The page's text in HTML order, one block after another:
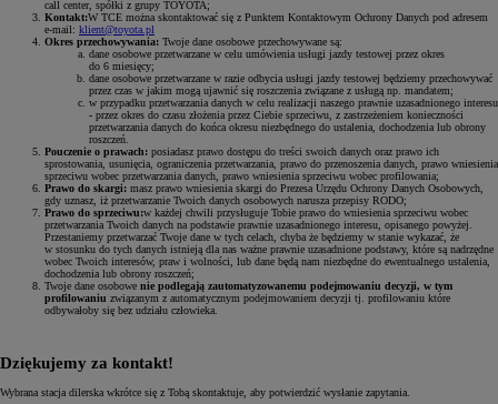
call center, spółki z grupy TOYOTA;
Kontakt:W TCE można skontaktować się z Punktem Kontaktowym Ochrony Danych pod adresem
e-mail: klient@toyota.pl
Okres przechowywania: Twoje dane osobowe przechowywane są:
dane osobowe przetwarzane w celu umówienia usługi jazdy testowej przez okres
do 6 miesięcy;
dane osobowe przetwarzane w razie odbycia usługi jazdy testowej będziemy przechowywać
przez czas w jakim mogą ujawnić się roszczenia związane z usługą np. mandatem;
w przypadku przetwarzania danych w celu realizacji naszego prawnie uzasadnionego interesu
- przez okres do czasu złożenia przez Ciebie sprzeciwu, z zastrzeżeniem konieczności
przetwarzania danych do końca okresu niezbędnego do ustalenia, dochodzenia lub obrony
roszczeń.
Pouczenie o prawach: posiadasz prawo dostępu do treści swoich danych oraz prawo ich
sprostowania, usunięcia, ograniczenia przetwarzania, prawo do przenoszenia danych, prawo wniesienia
sprzeciwu wobec przetwarzania danych, prawo wniesienia sprzeciwu wobec profilowania;
Prawo do skargi: masz prawo wniesienia skargi do Prezesa Urzędu Ochrony Danych Osobowych,
gdy uznasz, iż przetwarzanie Twoich danych osobowych narusza przepisy RODO;
Prawo do sprzeciwu:w każdej chwili przysługuje Tobie prawo do wniesienia sprzeciwu wobec
przetwarzania Twoich danych na podstawie prawnie uzasadnionego interesu, opisanego powyżej.
Przestaniemy przetwarzać Twoje dane w tych celach, chyba że będziemy w stanie wykazać, że
w stosunku do tych danych istnieją dla nas ważne prawnie uzasadnione podstawy, które są nadrzędne
wobec Twoich interesów, praw i wolności, lub dane będą nam niezbędne do ewentualnego ustalenia,
dochodzenia lub obrony roszczeń;
Twoje dane osobowe nie podlegają zautomatyzowanemu podejmowaniu decyzji, w tym
profilowaniu związanym z automatycznym podejmowaniem decyzji tj. profilowaniu które
odbywałoby się bez udziału człowieka.
Dziękujemy za kontakt!
Wybrana stacja dilerska wkrótce się z Tobą skontaktuje, aby potwierdzić wysłanie zapytania.